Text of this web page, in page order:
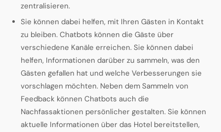
zentralisieren.
Sie können dabei helfen, mit Ihren Gästen in Kontakt
zu bleiben. Chatbots können die Gäste über
verschiedene Kanäle erreichen. Sie können dabei
helfen, Informationen darüber zu sammeln, was den
Gästen gefallen hat und welche Verbesserungen sie
vorschlagen möchten. Neben dem Sammeln von
Feedback können Chatbots auch die
Nachfassaktionen persönlicher gestalten. Sie können
aktuelle Informationen über das Hotel bereitstellen,